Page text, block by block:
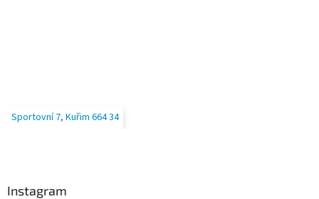
Sportovní 7, Kuřim 664 34
Instagram